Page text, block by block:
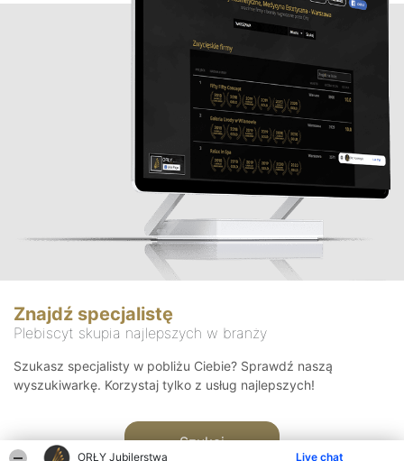
ORŁY Jubilerstwa Live chat
Znajdź specjalistę
Plebiscyt skupia najlepszych w branży
Szukasz specjalisty w pobliżu Ciebie? Sprawdź naszą
wyszukiwarkę. Korzystaj tylko z usług najlepszych!
Szukaj